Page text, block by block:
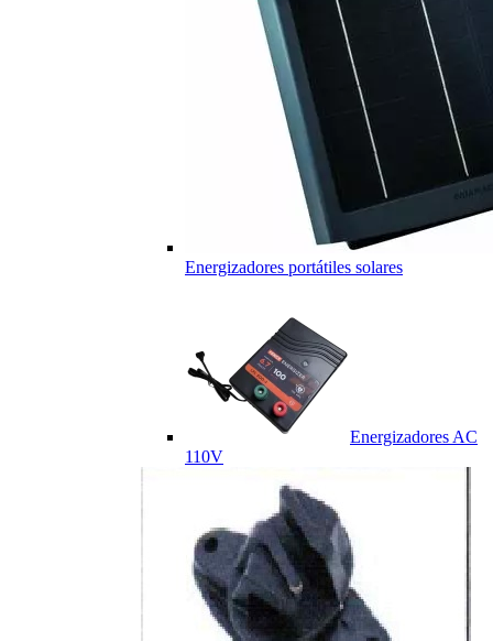
Energizadores portátiles solares
Energizadores AC
110V